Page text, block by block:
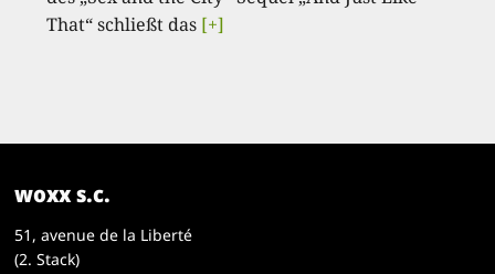
That“ schließt das [+]
woxx s.c.
51, avenue de la Liberté
(2. Stack)